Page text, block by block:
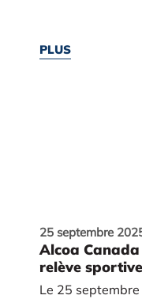
PLUS
25 septembre
Alcoa Canada
relève sportive
Le 25